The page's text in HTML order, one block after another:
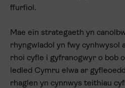
ffurfiol.
Mae ein strategaeth yn
rhyngwladol yn fwy cynhwysol
rhoi cyfle i gyfranogwyr o bob
ledled Cymru elwa ar
rhaglen yn cynnwys teithiau